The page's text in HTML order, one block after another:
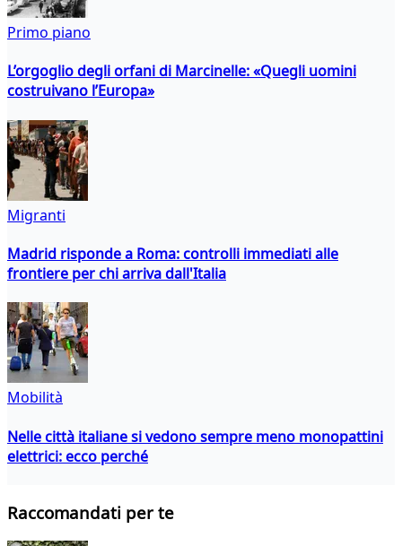
Primo piano
L’orgoglio degli orfani di Marcinelle: «Quegli uomini
costruivano l’Europa»
Migranti
Madrid risponde a Roma: controlli immediati alle
frontiere per chi arriva dall'Italia
Mobilità
Nelle città italiane si vedono sempre meno monopattini
elettrici: ecco perché
Raccomandati per te